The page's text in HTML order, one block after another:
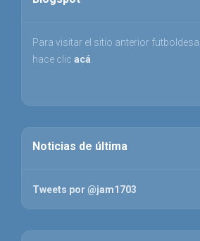
Para visitar el sitio anterior
hace clic acá
Noticias de última
Tweets por @jam1703